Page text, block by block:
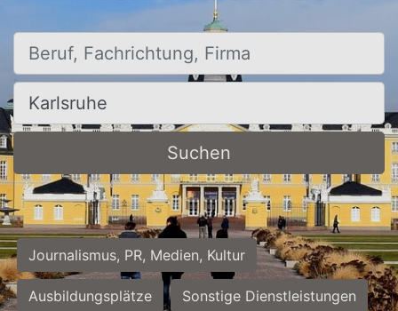
Beruf, Fachrichtung, Firma
Ort, Stadt
Suchen
Journalismus, PR, Medien, Kultur
Ausbildungsplätze Sonstige Dienstleistungen